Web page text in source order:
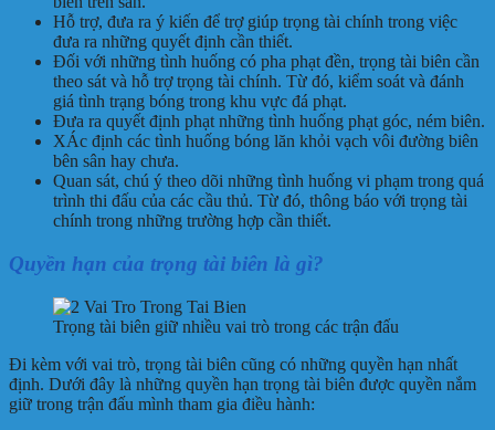
Hỗ trợ, đưa ra ý kiến để trợ giúp trọng tài chính trong việc
đưa ra những quyết định cần thiết.
Đối với những tình huống có pha phạt đền, trọng tài biên cần
theo sát và hỗ trợ trọng tài chính. Từ đó, kiểm soát và đánh
giá tình trạng bóng trong khu vực đá phạt.
Đưa ra quyết định phạt những tình huống phạt góc, ném biên.
XÁc định các tình huống bóng lăn khỏi vạch vôi đường biên
bên sân hay chưa.
Quan sát, chú ý theo dõi những tình huống vi phạm trong quá
trình thi đấu của các cầu thủ. Từ đó, thông báo với trọng tài
chính trong những trường hợp cần thiết.
Quyền hạn của trọng tài biên là gì?
Trọng tài biên giữ nhiều vai trò trong các trận đấu
Đi kèm với vai trò, trọng tài biên cũng có những quyền hạn nhất
định. Dưới đây là những quyền hạn trọng tài biên được quyền nắm
giữ trong trận đấu mình tham gia điều hành: